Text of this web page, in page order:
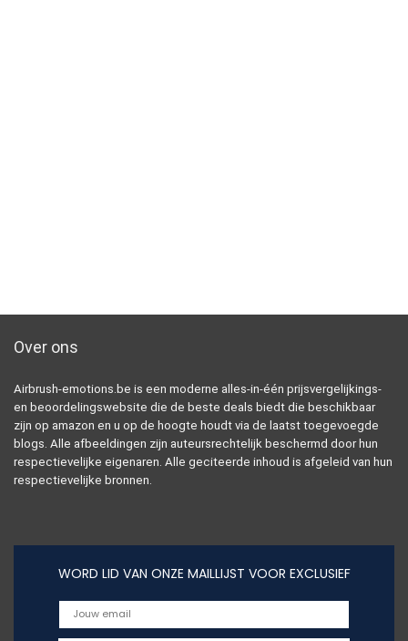
Over ons
Airbrush-emotions.be is een moderne alles-in-één prijsvergelijkings-
en beoordelingswebsite die de beste deals biedt die beschikbaar
zijn op amazon en u op de hoogte houdt via de laatst toegevoegde
blogs. Alle afbeeldingen zijn auteursrechtelijk beschermd door hun
respectievelijke eigenaren. Alle geciteerde inhoud is afgeleid van hun
respectievelijke bronnen.
WORD LID VAN ONZE MAILLIJST VOOR EXCLUSIEF